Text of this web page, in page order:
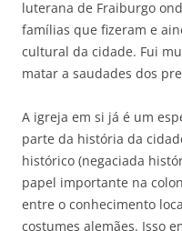
luterana de Fraiburgo
famílias que fizeram e
cultural da cidade. Fui
matar a saudades dos
A igreja em si já é um
parte da história da
histórico (negaciada
papel importante na
entre o conhecimento
costumes alemães. Isso